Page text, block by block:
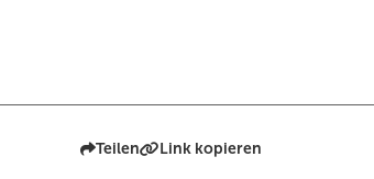
Teilen Link kopieren